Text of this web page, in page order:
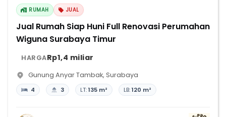
RUMAH JUAL
Jual Rumah Siap Huni Full Renovasi Perumahan
Wiguna Surabaya Timur
HARGARp1,4 miliar
Gunung Anyar Tambak, Surabaya
4 3 LT:135 m² LB:120 m²